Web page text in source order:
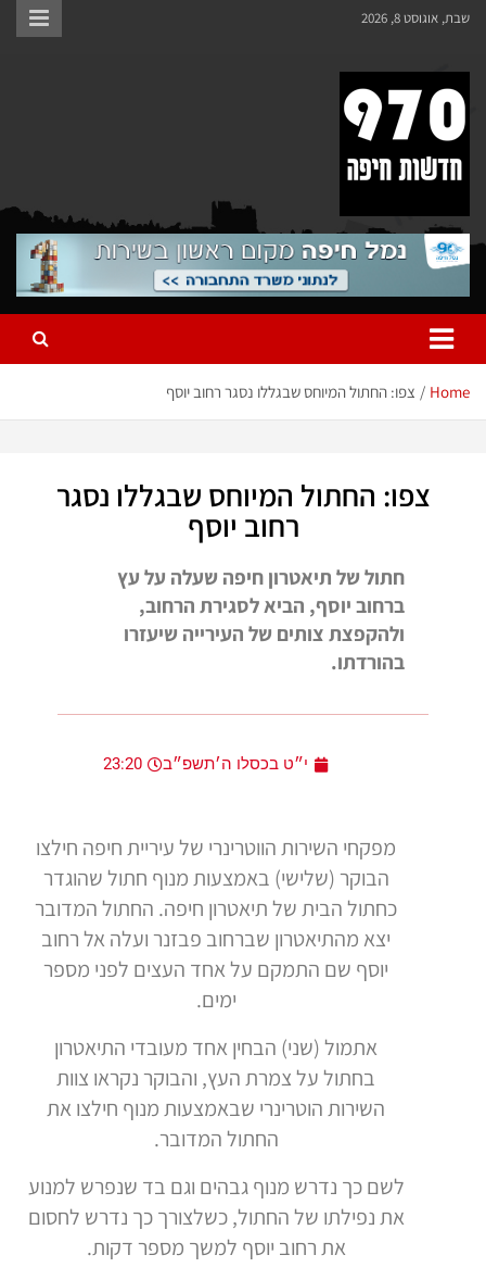
שבת, אוגוסט 8, 2026
970 חדשות חיפה
970 חדשות חיפה
Home צפו: החתול המיוחס שבגללו נסגר רחוב יוסף
צפו: החתול המיוחס שבגללו נסגר
רחוב יוסף
חתול של תיאטרון חיפה שעלה על עץ
ברחוב יוסף, הביא לסגירת הרחוב,
ולהקפצת צותים של העירייה שיעזרו
בהורדתו.
י״ט בכסלו ה׳תשפ״ב 23:20
מפקחי השירות הווטרינרי של עיריית חיפה חילצו
הבוקר (שלישי) באמצעות מנוף חתול שהוגדר
כחתול הבית של תיאטרון חיפה. החתול המדובר
יצא מהתיאטרון שברחוב פבזנר ועלה אל רחוב
יוסף שם התמקם על אחד העצים לפני מספר
ימים.
אתמול (שני) הבחין אחד מעובדי התיאטרון
בחתול על צמרת העץ, והבוקר נקראו צוות
השירות הוטרינרי שבאמצעות מנוף חילצו את
החתול המדובר.
לשם כך נדרש מנוף גבהים וגם בד שנפרש למנוע
את נפילתו של החתול, כשלצורך כך נדרש לחסום
את רחוב יוסף למשך מספר דקות.